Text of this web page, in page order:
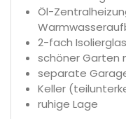
Öl-
2-fach
schöner Garten
separate
Keller
ruhige Lage